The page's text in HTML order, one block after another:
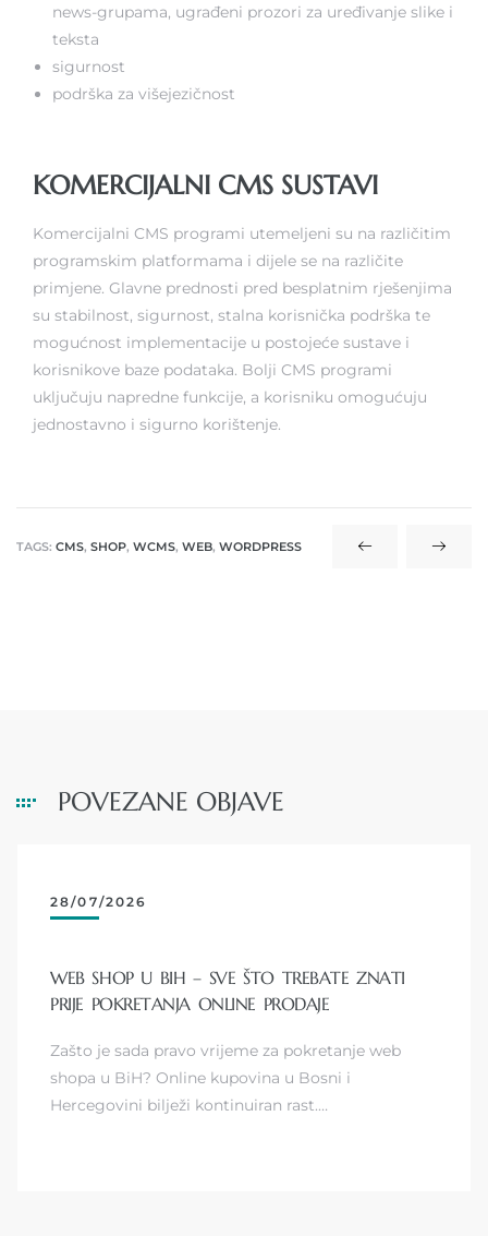
news-grupama, ugrađeni prozori za uređivanje slike i
teksta
sigurnost
podrška za višejezičnost
KOMERCIJALNI CMS SUSTAVI
Komercijalni CMS programi utemeljeni su na različitim
programskim platformama i dijele se na različite
primjene. Glavne prednosti pred besplatnim rješenjima
su stabilnost, sigurnost, stalna korisnička podrška te
mogućnost implementacije u postojeće sustave i
korisnikove baze podataka. Bolji CMS programi
uključuju napredne funkcije, a korisniku omogućuju
jednostavno i sigurno korištenje.
TAGS: CMS, SHOP, WCMS, WEB, WORDPRESS
POVEZANE OBJAVE
28/07/2026
WEB SHOP U BIH – SVE ŠTO TREBATE ZNATI
PRIJE POKRETANJA ONLINE PRODAJE
Zašto je sada pravo vrijeme za pokretanje web
shopa u BiH? Online kupovina u Bosni i
Hercegovini bilježi kontinuiran rast.…